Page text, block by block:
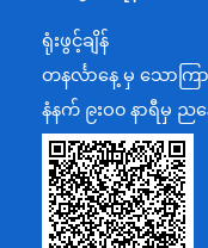
အပြည်ပြည်ဆိုင်ရာပူ
ပြန်ကြားရေးဝန်ကြီ
သာသနာရေးနှင့် ယဉ်
စိုက်ပျိုးရေး၊မွေးမ
ပို့ဆောင်ရေးနှင့်ဆက်
ရုံးဖွင့်ချိန်
တနင်္လာနေ့ မှ သောကြ
နံနက် ၉းဝ၀ နာရီမှ ည